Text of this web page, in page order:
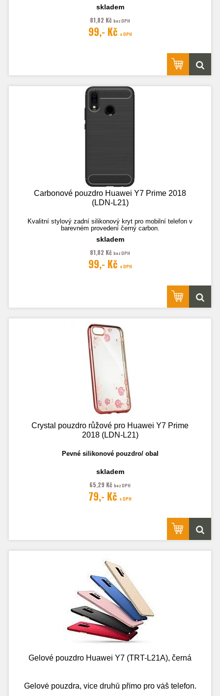
skladem
81,82 Kč bez DPH
99,- Kč s DPH
Carbonové pouzdro Huawei Y7 Prime 2018
(LDN-L21)
Kvalitní stylový zadní silikonový kryt pro mobilní telefon v
barevném provedení černý carbon.
Fotografie je pouze ilustrační.
skladem
81,82 Kč bez DPH
99,- Kč s DPH
Crystal pouzdro růžové pro Huawei Y7 Prime
2018 (LDN-L21)
Pevné silikonové pouzdro/ obal
skladem
65,29 Kč bez DPH
79,- Kč s DPH
Gelové pouzdro Huawei Y7 (TRT-L21A), černá
Gelové pouzdra, více druhů přímo pro váš telefon.